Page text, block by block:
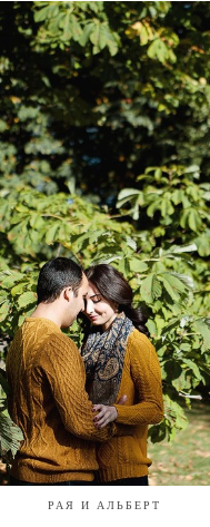
РАЯ И АЛЬБЕРТ